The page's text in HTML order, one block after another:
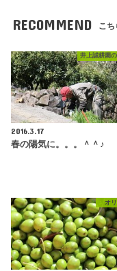
RECOMMEND こち
井上誠耕園
2016.3.17
春の陽気に。。。＾＾♪
オ